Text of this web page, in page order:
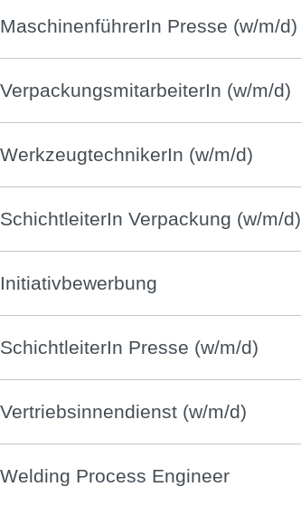
MaschinenführerIn Presse (w/m/d)
VerpackungsmitarbeiterIn (w/m/d)
WerkzeugtechnikerIn (w/m/d)
SchichtleiterIn Verpackung (w/m/d)
Initiativbewerbung
SchichtleiterIn Presse (w/m/d)
Vertriebsinnendienst (w/m/d)
Welding Process Engineer